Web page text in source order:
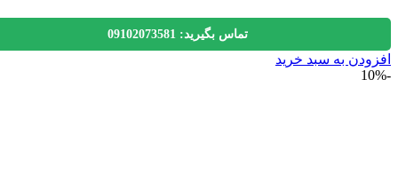
تماس بگیرید: 09102073581
به سبد خرید